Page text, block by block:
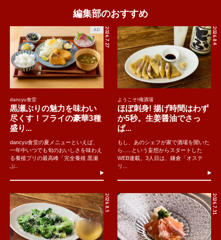
編集部のおすすめ
2026.7.27
AD
dancyu食堂
黒瀬ぶりの魅力を味わい
尽くす！フライの豪華3種
盛り...
dancyu食堂の夏メニューといえば、
一年中いつでも旬のおいしさを味わえ
る養殖ブリの最高峰「完全養殖 黒瀬
ぶ..
2026.8.4
ようこそ!俺酒場
ほぼ刺身! 揚げ時間はわず
か5秒。生姜醤油でさっ
ぱ...
もし、あのシェフが家で酒場を開いた
ら......という妄想からスタートした
WEB連載。3人目は、鎌倉「オステ
リ...
2026.8.5 2026.7.31